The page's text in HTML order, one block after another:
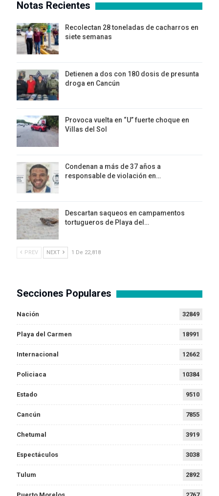
Notas Recientes
Recolectan 28 toneladas de cacharros en
siete semanas
Detienen a dos con 180 dosis de presunta
droga en Cancún
Provoca vuelta en “U” fuerte choque en
Villas del Sol
Condenan a más de 37 años a
responsable de violación en…
Descartan saqueos en campamentos
tortugueros de Playa del…
PREV NEXT 1 De 22,818
Secciones Populares
Nación 32849
Playa del Carmen 18991
Internacional 12662
Policiaca 10384
Estado 9510
Cancún 7855
Chetumal 3919
Espectáculos 3038
Tulum 2892